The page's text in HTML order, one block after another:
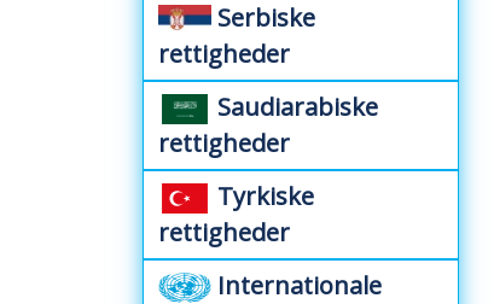
Serbiske
rettigheder
Saudiarabiske
rettigheder
Tyrkiske
rettigheder
Internationale